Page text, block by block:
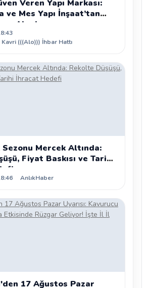
Veren Yapı Markası:
ve Mes Yapı İnşaat’tan
Alanları
Kavri (((Alo))) İhbar Hattı
Sezonu Mercek Altında:
Fiyat Baskısı ve Tarihi
AnlıkHaber
17 Ağustos Pazar